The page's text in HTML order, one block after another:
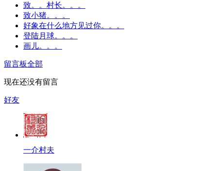
致。。村长。。。
致小猪。。。
好象在什么地方见过你。。。
登陆月球。。。
画儿。。。
留言板全部
现在还没有留言
好友
一介村夫